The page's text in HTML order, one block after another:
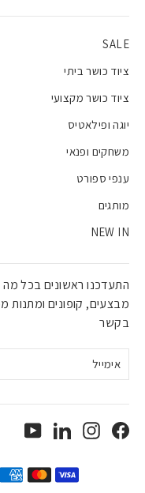
SALE
ציוד כושר ביתי
ציוד כושר מקצועי
יוגה ופילאטיס
משחקים ופנאי
ענפי ספורט
מותגים
NEW IN
התעדכנו ראשונים בכל
מבצעים, קופונים ומתנות
בקשר
אימייל
Facebook
Instagram
LinkedIn